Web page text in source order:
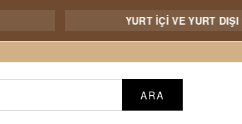
YURT İÇİ VE YURT DIŞI NAKLİYE
ARA